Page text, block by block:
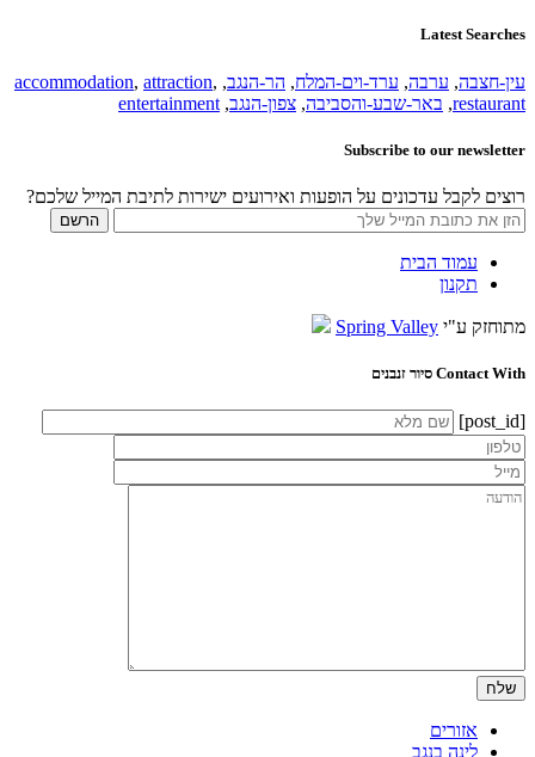
Latest Searches
עין-חצבה, ערבה, ערד-וים-המלח, הר-הנגב,
accommodation, attraction,
restaurant
, באר-שבע-והסביבה, צפון-הנגב,
entertainment
Subscribe to our newsletter
רוצים לקבל עדכונים על הופעות ואירועים ישירות לתיבת המייל שלכם?
עמוד הבית
תקנון
מתוחזק ע"י Spring Valley
Contact With סיור זנבנים
[post_id]
אזורים
לינה בנגב